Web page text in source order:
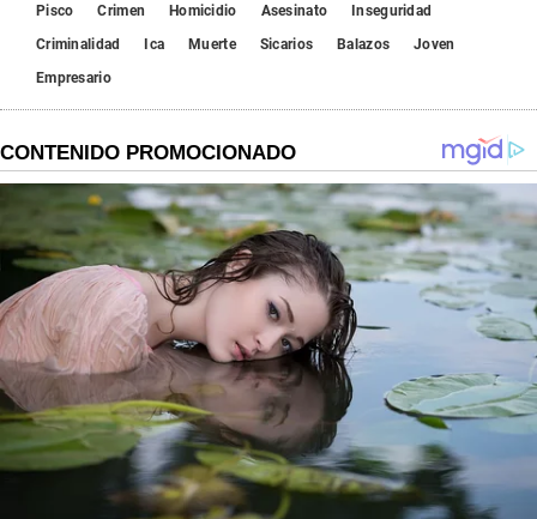
Pisco Crimen Homicidio Asesinato
Inseguridad
Criminalidad
Ica Muerte Sicarios Balazos
Joven
Empresario